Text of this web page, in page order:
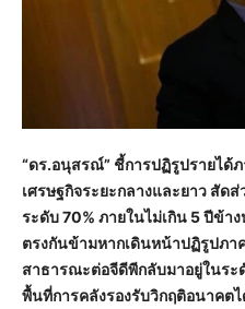
“ดร.อนุสรณ์” ชี้การปฏิรูปรายได้
เศรษฐกิจระยะกลางและยาว สั
ระดับ 70% ภายในไม่เกิน 5 ปีข้า
ตรงกันข้ามหากเดินหน้าปฏิรูปภา
สาธารณะต่อจีดีพีกลับมาอยู่ในระ
พื้นที่การคลังรองรับวิกฤติอนาคต